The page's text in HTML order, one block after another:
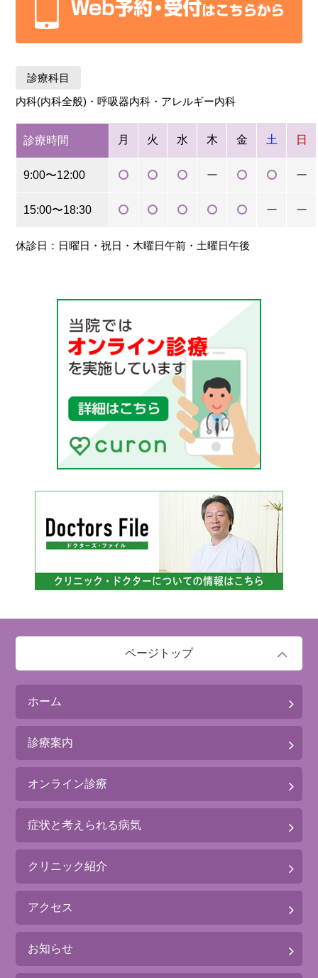
診療科目
内科(内科全般)・呼吸器内科・アレルギー内科
診療時間 月 火 水 木 金 土 日
9:00〜12:00 ー ー
15:00〜18:30 ー ー
休診日：日曜日・祝日・木曜日午前・土曜日午後
ページトップ
ホーム
診療案内
オンライン診療
症状と考えられる病気
クリニック紹介
アクセス
お知らせ